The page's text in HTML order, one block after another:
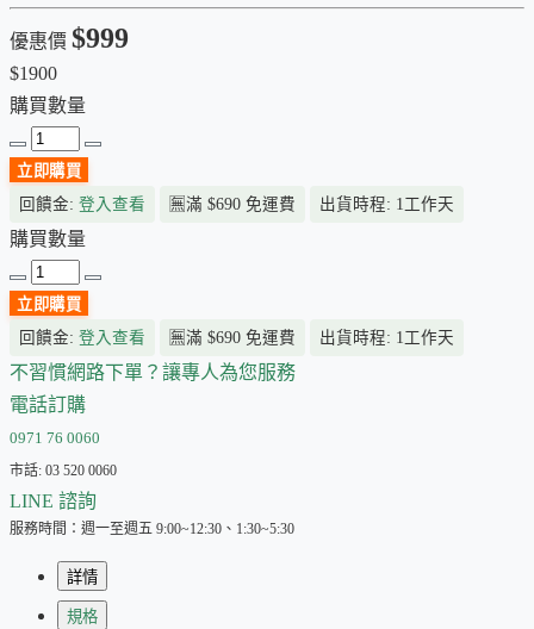
優惠價 $999
$1900
購買數量
立即購買
回饋金: 登入查看 🈚滿 $690 免運費 出貨時程: 1工作天
購買數量
立即購買
回饋金: 登入查看 🈚滿 $690 免運費 出貨時程: 1工作天
不習慣網路下單？讓專人為您服務
電話訂購
0971 76 0060
市話: 03 520 0060
LINE 諮詢
服務時間：週一至週五 9:00~12:30、1:30~5:30
詳情
規格